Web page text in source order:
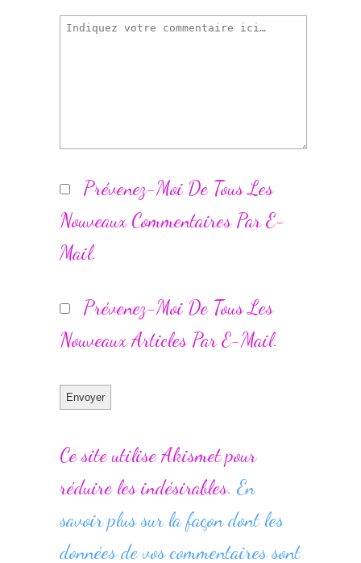
Prévenez-Moi De Tous Les
Nouveaux Commentaires Par E-
Mail.
Prévenez-Moi De Tous Les
Nouveaux Articles Par E-Mail.
Ce site utilise Akismet pour
réduire les indésirables. En
savoir plus sur la façon dont les
données de vos commentaires sont